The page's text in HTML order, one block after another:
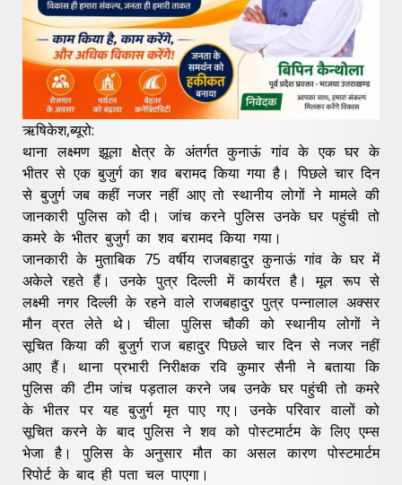
ऋषिकेश,ब्यूरो:
थाना लक्ष्मण झूला क्षेत्र के अंतर्गत कुनाऊं गांव के एक घर के
भीतर से एक बुजुर्ग का शव बरामद किया गया है। पिछले चार दिन
से बुजुर्ग जब कहीं नजर नहीं आए तो स्थानीय लोगों ने मामले की
जानकारी पुलिस को दी। जांच करने पुलिस उनके घर पहुंची तो
कमरे के भीतर बुजुर्ग का शव बरामद किया गया।
जानकारी के मुताबिक 75 वर्षीय राजबहादुर कुनाऊं गांव के घर में
अकेले रहते हैं। उनके पुत्र दिल्ली में कार्यरत है। मूल रूप से
लक्ष्मी नगर दिल्ली के रहने वाले राजबहादुर पुत्र पन्नालाल अक्सर
मौन व्रत लेते थे। चीला पुलिस चौकी को स्थानीय लोगों ने
सूचित किया की बुजुर्ग राज बहादुर पिछले चार दिन से नजर नहीं
आए हैं। थाना प्रभारी निरीक्षक रवि कुमार सैनी ने बताया कि
पुलिस की टीम जांच पड़ताल करने जब उनके घर पहुंची तो कमरे
के भीतर पर यह बुजुर्ग मृत पाए गए। उनके परिवार वालों को
सूचित करने के बाद पुलिस ने शव को पोस्टमार्टम के लिए एम्स
भेजा है। पुलिस के अनुसार मौत का असल कारण पोस्टमार्टम
रिपोर्ट के बाद ही पता चल पाएगा।